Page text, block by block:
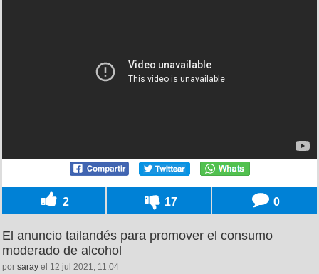
2 17 0
El anuncio tailandés para promover el consumo
moderado de alcohol
por saray el 12 jul 2021, 11:04